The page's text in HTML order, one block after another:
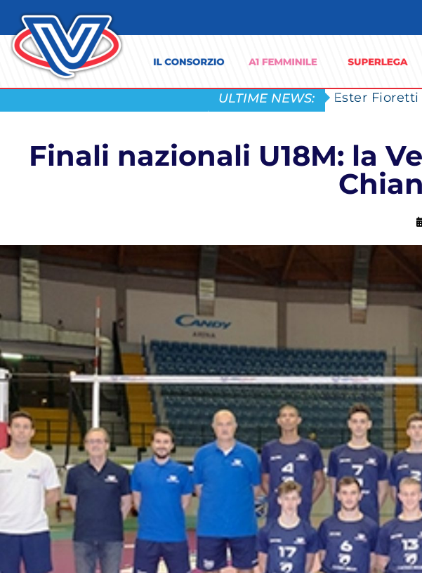
ULTIME NEWS: Ester
Finali nazionali U18M: la